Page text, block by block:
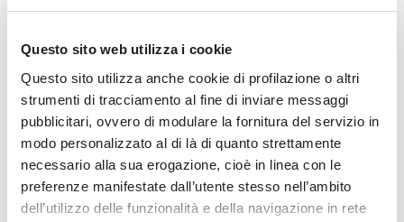
Questo sito web utilizza i cookie
Questo sito utilizza anche cookie di profilazione o altri
strumenti di tracciamento al fine di inviare messaggi
pubblicitari, ovvero di modulare la fornitura del servizio in
modo personalizzato al di là di quanto strettamente
necessario alla sua erogazione, cioè in linea con le
preferenze manifestate dall’utente stesso nell’ambito
dell’utilizzo delle funzionalità e della navigazione in rete